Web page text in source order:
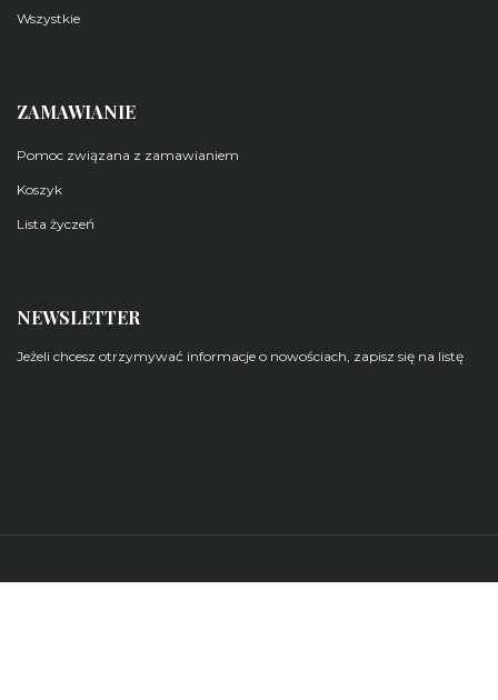
Wszystkie
ZAMAWIANIE
Pomoc związana z zamawianiem
Koszyk
Lista życzeń
NEWSLETTER
Jeżeli chcesz otrzymywać informacje o nowościach, zapisz się na listę